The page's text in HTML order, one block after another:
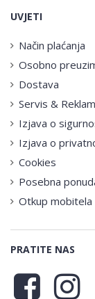
UVJETI
Način plaćanja
Osobno
Dostava
Servis &
Izjava o
Izjava o
Cookies
Posebna
Otkup mobitela
PRATITE NAS